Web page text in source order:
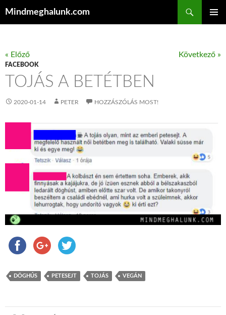
Mindmeghalunk.com
« Előző Következő »
FACEBOOK
TOJÁS A BETÉTBEN
2020-01-14 PETER HOZZÁSZÓLÁS MOST!
DÖGHÚS PETESEJT TOJÁS VEGÁN